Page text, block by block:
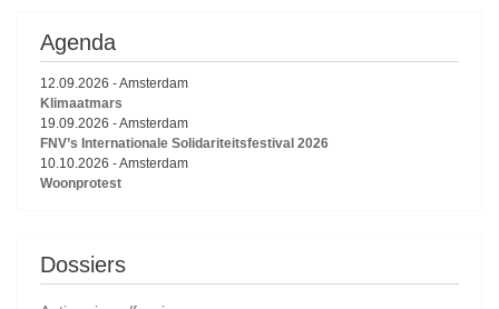
Agenda
12.09.2026 -Amsterdam
Klimaatmars
19.09.2026 -Amsterdam
FNV’s Internationale Solidariteitsfestival 2026
10.10.2026 -Amsterdam
Woonprotest
Dossiers